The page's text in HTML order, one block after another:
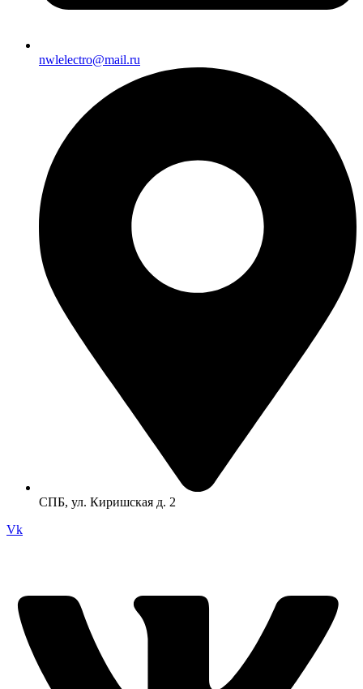
nwlelectro@mail.ru
СПБ, ул. Киришская д. 2
Vk